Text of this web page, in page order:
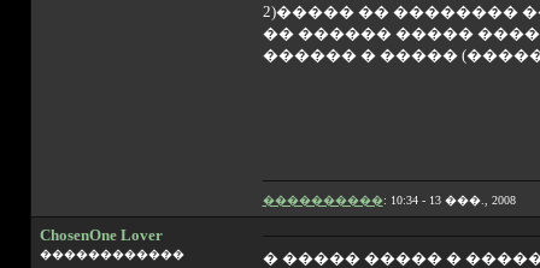
2)����� �� ��������
�� ������ �����
������ � �����
����������: 10:34 - 13 ���., 2008
ChosenOne Lover
������������
� ����� ����� �